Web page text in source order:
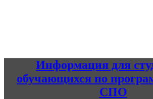
Информация для
обучающихся по
СПО